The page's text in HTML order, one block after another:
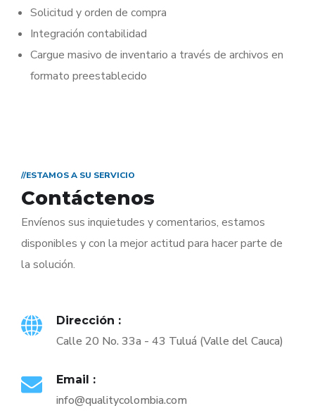
Solicitud y orden de compra
Integración contabilidad
Cargue masivo de inventario a través de archivos en
formato preestablecido
//ESTAMOS A SU SERVICIO
Contáctenos
Envíenos sus inquietudes y comentarios, estamos
disponibles y con la mejor actitud para hacer parte de
la solución.
Dirección :
Calle 20 No. 33a - 43 Tuluá (Valle del Cauca)
Email :
info@qualitycolombia.com